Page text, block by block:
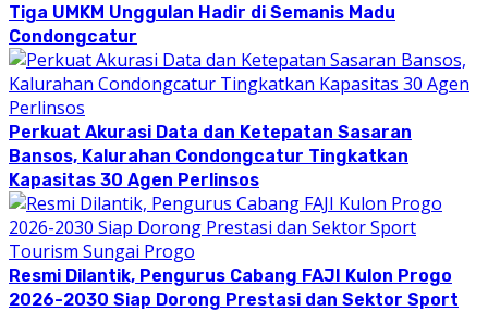
Tiga UMKM Unggulan Hadir di Semanis Madu
Condongcatur
Perkuat Akurasi Data dan Ketepatan Sasaran
Bansos, Kalurahan Condongcatur Tingkatkan
Kapasitas 30 Agen Perlinsos
Resmi Dilantik, Pengurus Cabang FAJI Kulon Progo
2026-2030 Siap Dorong Prestasi dan Sektor Sport